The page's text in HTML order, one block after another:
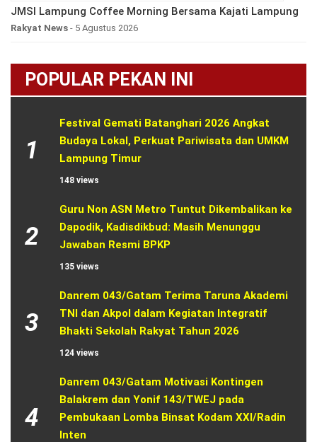
JMSI Lampung Coffee Morning Bersama Kajati Lampung
Rakyat News - 5 Agustus 2026
POPULAR PEKAN INI
1
Festival Gemati Batanghari 2026 Angkat
Budaya Lokal, Perkuat Pariwisata dan UMKM
Lampung Timur
148 views
2
Guru Non ASN Metro Tuntut Dikembalikan ke
Dapodik, Kadisdikbud: Masih Menunggu
Jawaban Resmi BPKP
135 views
3
Danrem 043/Gatam Terima Taruna Akademi
TNI dan Akpol dalam Kegiatan Integratif
Bhakti Sekolah Rakyat Tahun 2026
124 views
4
Danrem 043/Gatam Motivasi Kontingen
Balakrem dan Yonif 143/TWEJ pada
Pembukaan Lomba Binsat Kodam XXI/Radin
Inten